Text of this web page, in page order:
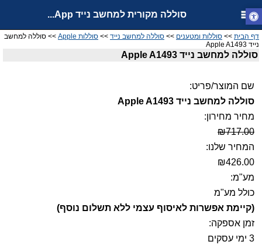
סוללה מקורית למחשב נייד App...
דף הבית >> סוללות ומטענים >> סוללה למחשב נייד >> סוללות Apple
>> סוללה למחשב
נייד Apple A1493
סוללה למחשב נייד Apple A1493
שם המוצר/פריט:
סוללה למחשב נייד Apple A1493
מחיר מחירון:
₪717.00
המחיר שלנו:
₪426.00
מע"מ:
כולל מע"מ
(קיימת אפשרות לאיסוף עצמי ללא תשלום נוסף)
זמן אספקה:
3 ימי עסקים